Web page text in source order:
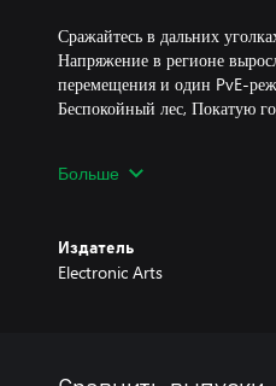
Сражайтесь в дальних
Напряжение в регионе
перемещения и один PvE-
Беспокойный лес, Покатую
Объединяйте свои усилия с
игроков.
Больше
Издатель
Electronic Arts